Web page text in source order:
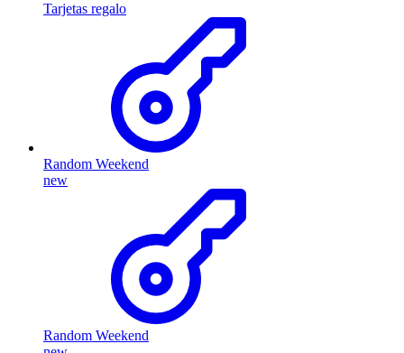
Tarjetas regalo
Random Weekend
new
Random Weekend